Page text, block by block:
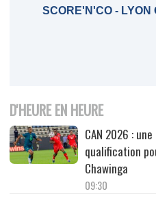
SCORE'N'CO - LYON
D'HEURE EN HEURE
CAN 2026 :
qualification
Chawinga
09:30